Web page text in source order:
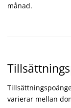
månad.
varierar mellan